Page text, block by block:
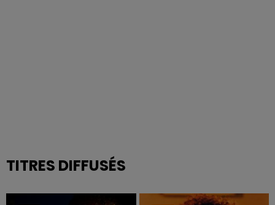
TITRES DIFFUSÉS